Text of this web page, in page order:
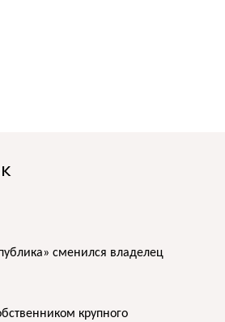
сменился владелец
крупного